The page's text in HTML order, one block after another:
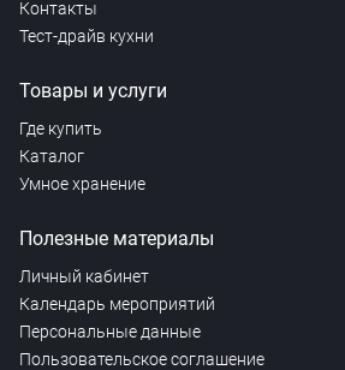
Контакты
Тест-драйв кухни
Товары и услуги
Где купить
Каталог
Умное хранение
Полезные материалы
Личный кабинет
Календарь мероприятий
Персональные данные
Пользовательское соглашение